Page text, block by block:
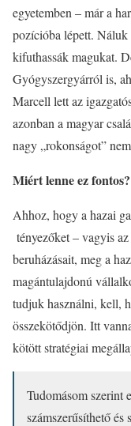
egyetemben – már a
pozícióba lépett. Náluk
kifuthassák magukat.
Gyógyszergyárról is,
Marcell lett az
azonban a magyar
nagy „rokonságot”
Miért lenne ez fontos?
Ahhoz, hogy a hazai
tényezőket – vagyis
beruházásait, meg a
magántulajdonú
tudjuk használni, kell,
összekötődjön. Itt
kötött stratégiai
Tudomásom szerint
számszerűsíthető